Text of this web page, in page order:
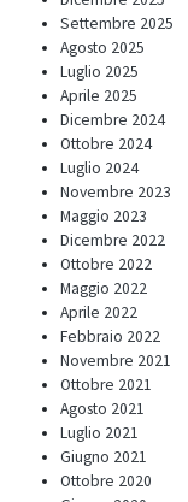
Settembre 2025
Agosto 2025
Luglio 2025
Aprile 2025
Dicembre 2024
Ottobre 2024
Luglio 2024
Novembre 2023
Maggio 2023
Dicembre 2022
Ottobre 2022
Maggio 2022
Aprile 2022
Febbraio 2022
Novembre 2021
Ottobre 2021
Agosto 2021
Luglio 2021
Giugno 2021
Ottobre 2020